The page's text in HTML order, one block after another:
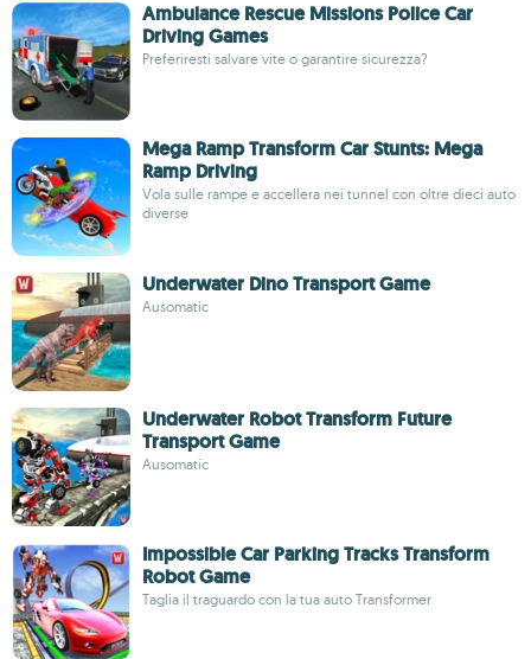
Ambulance Rescue Missions Police Car
Driving Games
Preferiresti salvare vite o garantire sicurezza?
Mega Ramp Transform Car Stunts: Mega
Ramp Driving
Vola sulle rampe e accellera nei tunnel con oltre dieci auto
diverse
Underwater Dino Transport Game
Ausomatic
Underwater Robot Transform Future
Transport Game
Ausomatic
Impossible Car Parking Tracks Transform
Robot Game
Taglia il traguardo con la tua auto Transformer